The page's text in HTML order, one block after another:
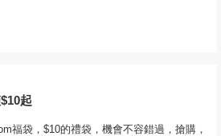
起
福袋，$10的禮袋，機會不容錯過，搶購，